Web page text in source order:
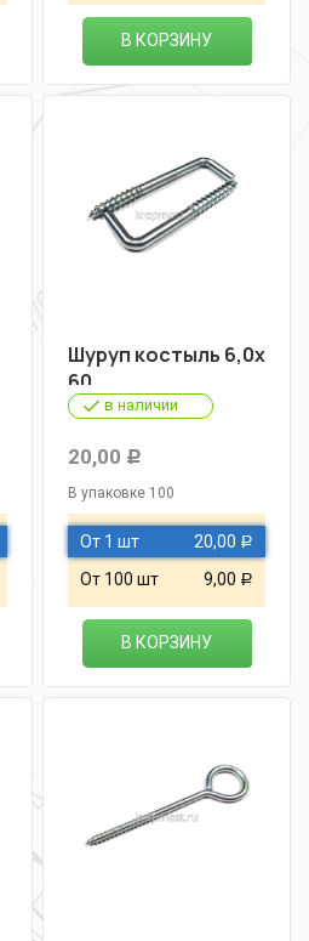
В КОРЗИНУ
Шуруп костыль 6,0х
60
в наличии
20,00 Р
В упаковке 100
От 1 шт 20,00 Р
От 100 шт 9,00 Р
В КОРЗИНУ